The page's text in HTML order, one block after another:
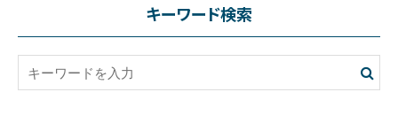
キーワード検索